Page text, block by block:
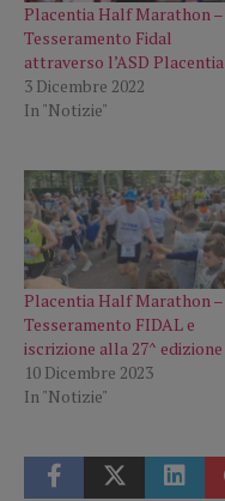
Placentia Half Marathon –
Tesseramento Fidal
attraverso l’ASD Placentia
3 Dicembre 2022
In "Notizie"
Placentia Half Marathon –
Tesseramento FIDAL e
iscrizione alla 27^ edizione
10 Dicembre 2023
In "Notizie"